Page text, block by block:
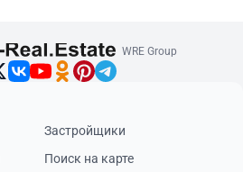
WRE Group
Застройщики
Поиск на карте